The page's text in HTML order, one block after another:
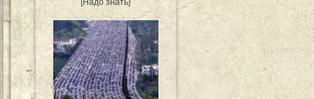
[Надо знать]